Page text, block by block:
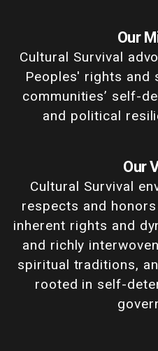
Our
Cultural Survival
Peoples' rights and
communities’ self-
and political
Our
Cultural Survival
respects and
inherent rights and
and richly
spiritual traditions,
rooted in self-